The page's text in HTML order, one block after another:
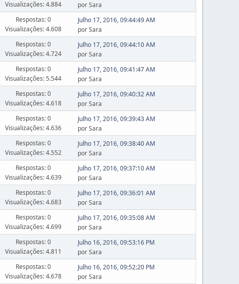
Visualizações: 4.884
por Sara
Respostas: 0
Visualizações: 4.608
Julho 17, 2016, 09:44:49 AM
por Sara
Respostas: 0
Visualizações: 4.724
Julho 17, 2016, 09:44:10 AM
por Sara
Respostas: 0
Visualizações: 5.544
Julho 17, 2016, 09:41:47 AM
por Sara
Respostas: 0
Visualizações: 4.618
Julho 17, 2016, 09:40:32 AM
por Sara
Respostas: 0
Visualizações: 4.636
Julho 17, 2016, 09:39:43 AM
por Sara
Respostas: 0
Visualizações: 4.552
Julho 17, 2016, 09:38:40 AM
por Sara
Respostas: 0
Visualizações: 4.639
Julho 17, 2016, 09:37:10 AM
por Sara
Respostas: 0
Visualizações: 4.683
Julho 17, 2016, 09:36:01 AM
por Sara
Respostas: 0
Visualizações: 4.699
Julho 17, 2016, 09:35:08 AM
por Sara
Respostas: 0
Visualizações: 4.811
Julho 16, 2016, 09:53:16 PM
por Sara
Respostas: 0
Visualizações: 4.678
Julho 16, 2016, 09:52:20 PM
por Sara